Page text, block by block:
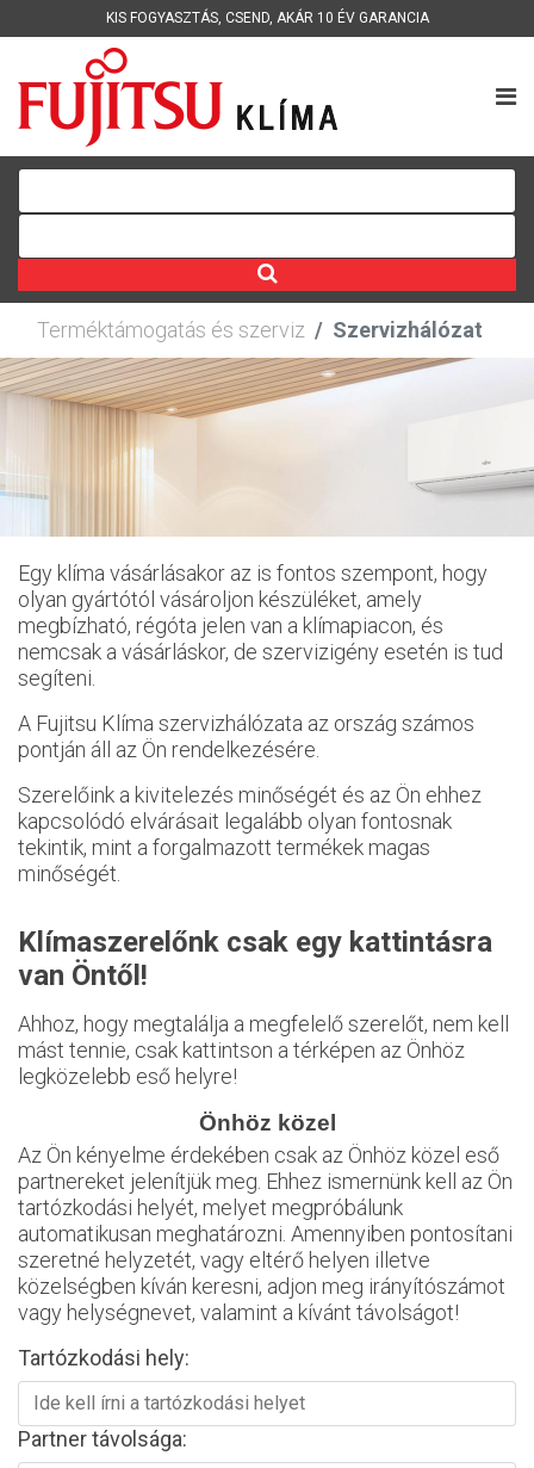
KIS FOGYASZTÁS, CSEND, AKÁR 10 ÉV GARANCIA
Terméktámogatás és szerviz Szervizhálózat
Egy klíma vásárlásakor az is fontos szempont, hogy
olyan gyártótól vásároljon készüléket, amely
megbízható, régóta jelen van a klímapiacon, és
nemcsak a vásárláskor, de szervizigény esetén is tud
segíteni.
A Fujitsu Klíma szervizhálózata az ország számos
pontján áll az Ön rendelkezésére.
Szerelőink a kivitelezés minőségét és az Ön ehhez
kapcsolódó elvárásait legalább olyan fontosnak
tekintik, mint a forgalmazott termékek magas
minőségét.
Klímaszerelőnk csak egy kattintásra
van Öntől!
Ahhoz, hogy megtalálja a megfelelő szerelőt, nem kell
mást tennie, csak kattintson a térképen az Önhöz
legközelebb eső helyre!
Önhöz közel
Az Ön kényelme érdekében csak az Önhöz közel eső
partnereket jelenítjük meg. Ehhez ismernünk kell az Ön
tartózkodási helyét, melyet megpróbálunk
automatikusan meghatározni. Amennyiben pontosítani
szeretné helyzetét, vagy eltérő helyen illetve
közelségben kíván keresni, adjon meg irányítószámot
vagy helységnevet, valamint a kívánt távolságot!
Tartózkodási hely:
Partner távolsága: